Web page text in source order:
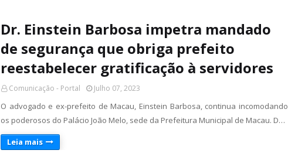
Dr. Einstein Barbosa impetra mandado
de segurança que obriga prefeito
reestabelecer gratificação à servidores
Comunicação - Portal Julho 07, 2023
O advogado e ex-prefeito de Macau, Einstein Barbosa, continua incomodando
os poderosos do Palácio João Melo, sede da Prefeitura Municipal de Macau. D…
Leia mais